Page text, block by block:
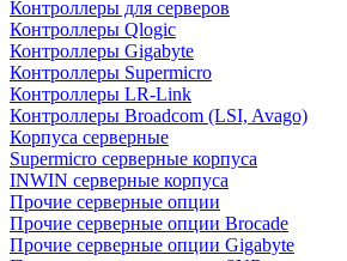
Контроллеры для серверов
Контроллеры Qlogic
Контроллеры Gigabyte
Контроллеры Supermicro
Контроллеры LR-Link
Контроллеры Broadcom (LSI, Avago)
Корпуса серверные
Supermicro серверные корпуса
INWIN серверные корпуса
Прочие серверные опции
Прочие серверные опции Brocade
Прочие серверные опции Gigabyte